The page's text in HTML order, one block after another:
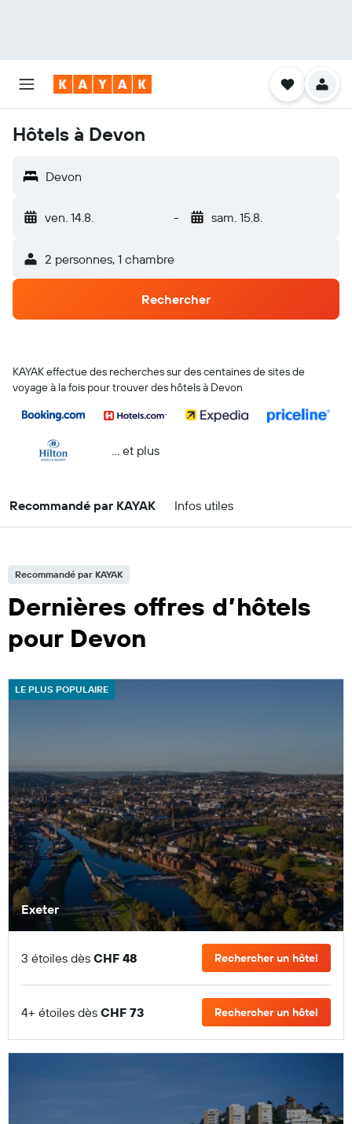
Hôtels à Devon
Devon
ven. 14.8. - sam. 15.8.
2 personnes, 1 chambre
Rechercher
KAYAK effectue des recherches sur des centaines de sites de
voyage à la fois pour trouver des hôtels à Devon
… et plus
Recommandé par KAYAK Infos utiles
Recommandé par KAYAK
Dernières offres d’hôtels
pour Devon
LE PLUS POPULAIRE
Exeter
3 étoiles dès CHF 48 Rechercher un hôtel
4+ étoiles dès CHF 73 Rechercher un hôtel